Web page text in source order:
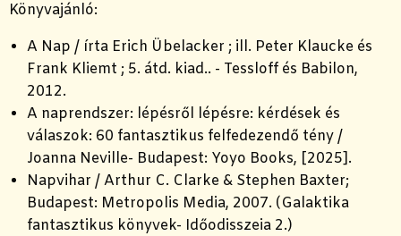
Könyvajánló:
A Nap / írta Erich Übelacker ; ill. Peter Klaucke és
Frank Kliemt ; 5. átd. kiad.. - Tessloff és Babilon,
2012.
A naprendszer: lépésről lépésre: kérdések és
válaszok: 60 fantasztikus felfedezendő tény /
Joanna Neville- Budapest: Yoyo Books, [2025].
Napvihar / Arthur C. Clarke & Stephen Baxter;
Budapest: Metropolis Media, 2007. (Galaktika
fantasztikus könyvek- Időodisszeia 2.)